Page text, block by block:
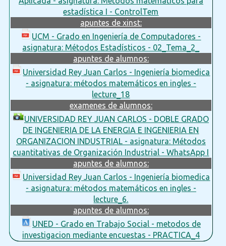
estadística I - ControlTem
apuntes de xinst:
UCM - Grado en Ingeniería de Computadores -
asignatura: Métodos Estadísticos - 02_Tema_2_
apuntes de alumnos:
Universidad Rey Juan Carlos - Ingeniería biomedica
- asignatura: métodos matemáticos en ingles -
lecture_18
examenes de alumnos:
UNIVERSIDAD REY JUAN CARLOS - DOBLE GRADO
DE INGENIERIA DE LA ENERGIA E INGENIERIA EN
ORGANIZACION INDUSTRIAL - asignatura: Métodos
cuantitativas de Organización Industrial - WhatsApp I
apuntes de alumnos:
Universidad Rey Juan Carlos - Ingeniería biomedica
- asignatura: métodos matemáticos en ingles -
lecture_6.
apuntes de alumnos:
UNED - Grado en Trabajo Social - metodos de
investigacion mediante encuestas - PRACTICA_4